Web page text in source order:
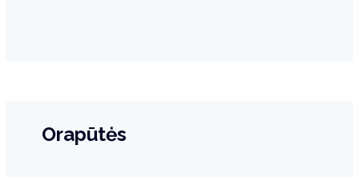
Orapūtės